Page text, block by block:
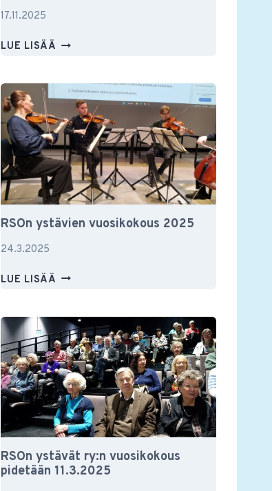
17.11.2025
LUE LISÄÄ RSON
TAPAHTUI
RSOn ystävien vuosikokous 2025
24.3.2025
LUE LISÄÄ RSON
2025
RSOn ystävät ry:n vuosikokous
pidetään 11.3.2025